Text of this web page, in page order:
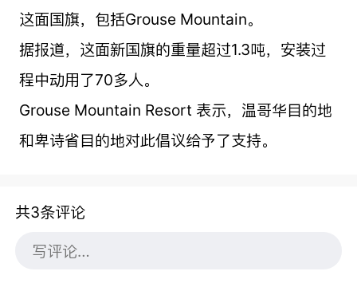
这面国旗，包括Grouse Mountain。
据报道，这面新国旗的重量超过1.3吨，安装过
程中动用了70多人。
Grouse Mountain Resort 表示，温哥华目的地
和卑诗省目的地对此倡议给予了支持。
共3条评论